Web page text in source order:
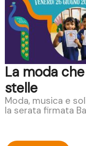
La moda
stelle
Moda, musica e
la serata firmata